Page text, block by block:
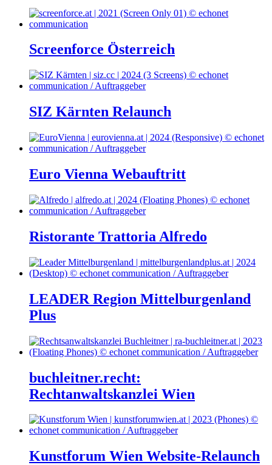
Screenforce Österreich
SIZ Kärnten Relaunch
Euro Vienna Webauftritt
Ristorante Trattoria Alfredo
LEADER Region Mittelburgenland
Plus
buchleitner.recht:
Rechtanwaltskanzlei Wien
Kunstforum Wien Website-Relaunch